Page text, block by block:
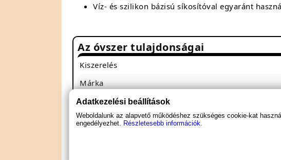
Víz- és szilikon bázisú síkosítóval egyaránt
Az óvszer tulajdonságai
Kiszerelés
Márka
Származási ország
Extrák
Adatkezelési beállítások
Weboldalunk az alapvető működéshez szükséges cookie-kat
engedélyezhet. Részletesebb információk.